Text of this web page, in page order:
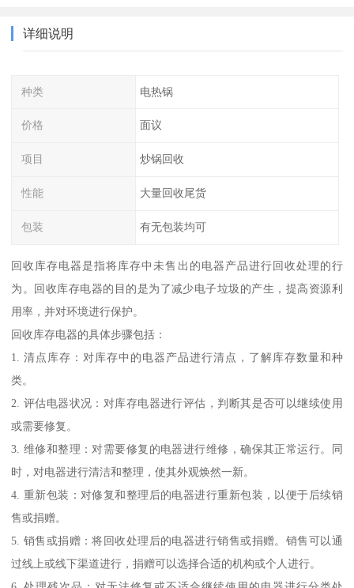
详细说明
种类 电热锅
价格 面议
项目 炒锅回收
性能 大量回收尾货
包装 有无包装均可
回收库存电器是指将库存中未售出的电器产品进行回收处理的行
为。回收库存电器的目的是为了减少电子垃圾的产生，提高资源利
用率，并对环境进行保护。
回收库存电器的具体步骤包括：
1. 清点库存：对库存中的电器产品进行清点，了解库存数量和种
类。
2. 评估电器状况：对库存电器进行评估，判断其是否可以继续使用
或需要修复。
3. 维修和整理：对需要修复的电器进行维修，确保其正常运行。同
时，对电器进行清洁和整理，使其外观焕然一新。
4. 重新包装：对修复和整理后的电器进行重新包装，以便于后续销
售或捐赠。
5. 销售或捐赠：将回收处理后的电器进行销售或捐赠。销售可以通
过线上或线下渠道进行，捐赠可以选择合适的机构或个人进行。